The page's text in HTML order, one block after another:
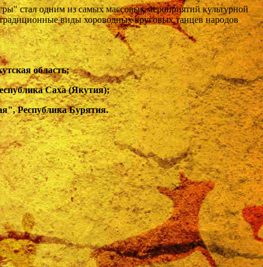
стал одним из самых массовых мероприятий культурной
виды хороводных круговых танцев народов
область;
Саха (Якутия);
Республика Бурятия.